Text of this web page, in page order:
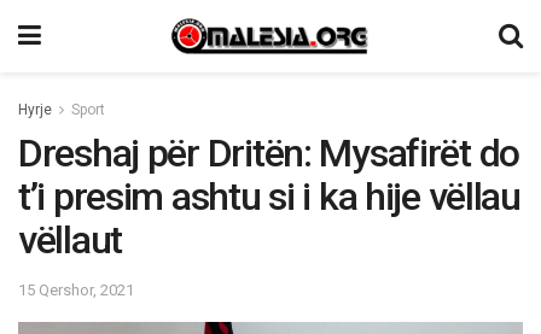
Hyrje Sport
Dreshaj për Dritën: Mysafirët do
t’i presim ashtu si i ka hije vëllau
vëllaut
15 Qershor, 2021